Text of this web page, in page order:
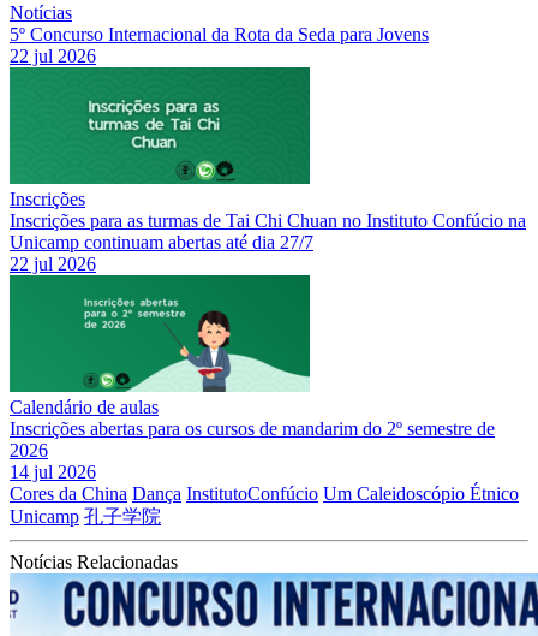
Notícias
5º Concurso Internacional da Rota da Seda para Jovens
22 jul 2026
Inscrições
Inscrições para as turmas de Tai Chi Chuan no Instituto Confúcio na
Unicamp continuam abertas até dia 27/7
22 jul 2026
Calendário de aulas
Inscrições abertas para os cursos de mandarim do 2º semestre de
2026
14 jul 2026
Cores da China Dança InstitutoConfúcio Um Caleidoscópio Étnico
Unicamp 孔子学院
Notícias Relacionadas